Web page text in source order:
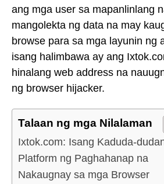
ang mga user sa mapanlinlang
mangolekta ng data na may
browse para sa mga layunin ng
isang halimbawa ay ang
hinalang web address na
ng browser hijacker.
Talaan ng mga Nilalaman
Ixtok.com: Isang Kaduda-
Platform ng Paghahanap na
Nakaugnay sa mga Browser